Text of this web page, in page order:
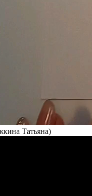
Татьяна)